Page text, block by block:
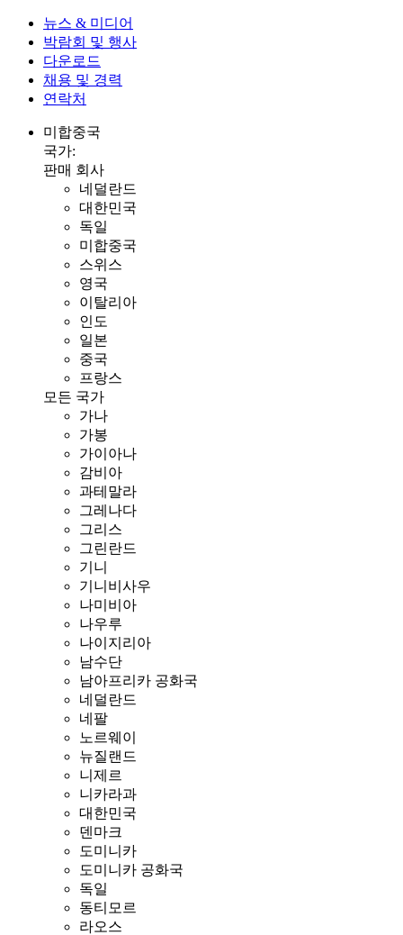
뉴스 & 미디어
박람회 및 행사
다운로드
채용 및 경력
연락처
미합중국
국가:
판매 회사
네덜란드
대한민국
독일
미합중국
스위스
영국
이탈리아
인도
일본
중국
프랑스
모든 국가
가나
가봉
가이아나
감비아
과테말라
그레나다
그리스
그린란드
기니
기니비사우
나미비아
나우루
나이지리아
남수단
남아프리카 공화국
네덜란드
네팔
노르웨이
뉴질랜드
니제르
니카라과
대한민국
덴마크
도미니카
도미니카 공화국
독일
동티모르
라오스